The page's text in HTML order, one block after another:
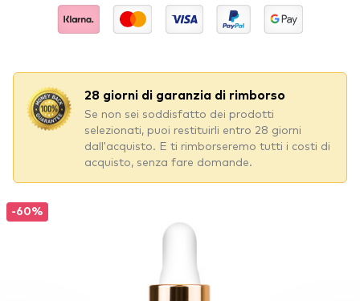
28 giorni di garanzia di rimborso
Se non sei soddisfatto dei prodotti
selezionati, puoi restituirli entro 28 giorni
dall'acquisto. E ti rimborseremo tutti i costi di
acquisto, senza fare domande.
-60%